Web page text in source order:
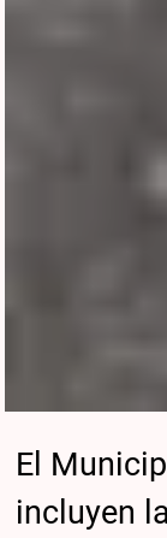
El
incluyen